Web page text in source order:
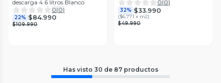
descarga 4 6 litros Blanco
0(0)
22% $84.990
$109.990
0(0)
32% $33.990
($6.771 x m2)
$49.990
Has visto 30 de 87 productos